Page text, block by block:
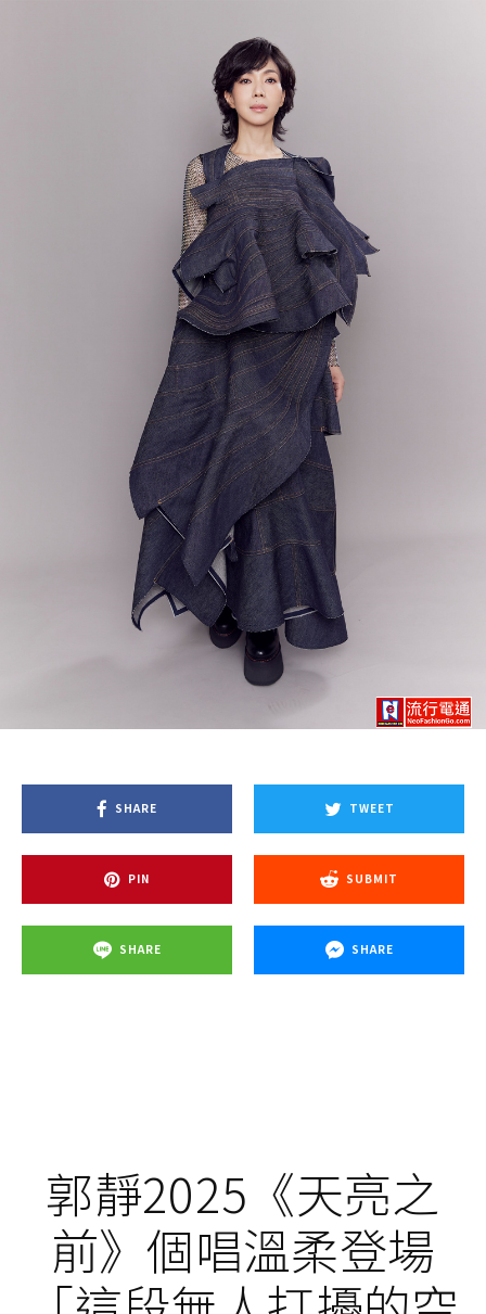
SHARE TWEET
PIN SUBMIT
SHARE SHARE
郭靜2025《天亮之
前》個唱溫柔登場